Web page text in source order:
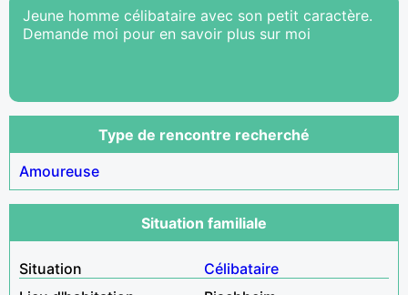
Jeune homme célibataire avec son petit caractère.
Demande moi pour en savoir plus sur moi
Type de rencontre recherché
Amoureuse
Situation familiale
Situation
Célibataire